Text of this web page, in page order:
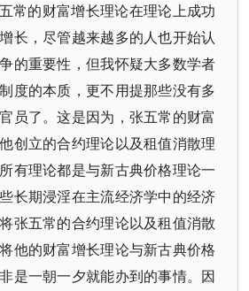
常的财富增长理论在理论上成功
长，尽管越来越多的人也开始认
的重要性，但我怀疑大多数学者
度的本质，更不用提那些没有多
员了。这是因为，张五常的财富
创立的合约理论以及租值消散理
有理论都是与新古典价格理论一
长期浸淫在主流经济学中的经济
张五常的合约理论以及租值消散
他的财富增长理论与新古典价格
是一朝一夕就能办到的事情。因